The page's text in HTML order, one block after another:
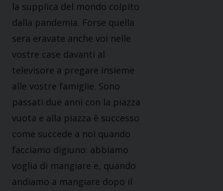
la supplica del mondo colpito
dalla pandemia. Forse quella
sera eravate anche voi nelle
vostre case davanti al
televisore a pregare insieme
alle vostre famiglie. Sono
passati due anni con la piazza
vuota e alla piazza è successo
come succede a noi quando
facciamo digiuno: abbiamo
voglia di mangiare e, quando
andiamo a mangiare dopo il